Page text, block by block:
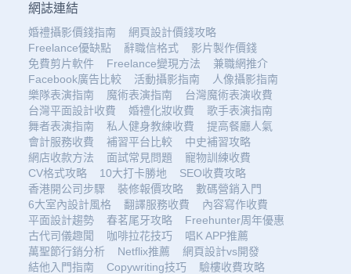
網誌連結
婚禮攝影價錢指南
網頁設計價錢攻略
Freelance優缺點
辭職信格式
影片製作價錢
免費剪片軟件
Freelance變現方法
兼職網推介
Facebook廣告比較
活動攝影指南
人像攝影指南
樂隊表演指南
魔術表演指南
台灣魔術表演收費
台灣平面設計收費
婚禮化妝收費
歌手表演指南
舞者表演指南
私人健身教練收費
提高餐廳人氣
會計服務收費
補習平台比較
中史補習攻略
網店收款方法
面試常見問題
寵物訓練收費
CV格式攻略
10大打卡勝地
SEO收費攻略
香港開公司步驟
裝修報價攻略
數碼營銷入門
6大室內設計風格
翻譯服務收費
內容寫作收費
平面設計趨勢
春茗尾牙攻略
Freehunter周年優惠
古代司儀趣聞
咖啡拉花技巧
唱K APP推薦
萬聖節行銷分析
Netflix推薦
網頁設計vs開發
結他入門指南
Copywriting技巧
驗樓收費攻略